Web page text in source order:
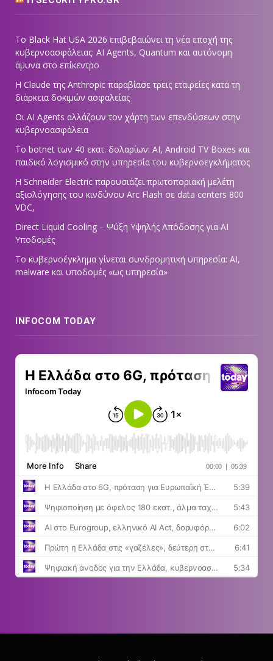
Το Black Hat USA 2026 επιβεβαιώνει τη νέα εποχή της
κυβερνοασφάλειας: AI Agents, Quantum και αυτόνομη
άμυνα στο επίκεντρο
Η Claude της Anthropic παραβίασε τρεις εταιρείες κατά τη
διάρκεια δοκιμών ασφαλείας
Οι AI Agents αλλάζουν τον χάρτη των επενδύσεων στην
κυβερνοασφάλεια
Το botnet των 40 εκατ. δολαρίων: AI, Android TV Boxes και
παιδικό λογισμικό στην υπηρεσία του κυβερνοεγκλήματος
Η Schneider Electric παρουσιάζει πρωτοποριακή μελέτη
αξιολόγησης του κινδύνου Arc Flash σε data centers 800
VDC,
Direct Liquid Cooling – Ψύξη Υψηλής Απόδοσης για AI
Υποδομές
Το κυβερνοέγκλημα γίνεται συνδρομητική υπηρεσία: AI,
malware και υποδομές «ως υπηρεσία»
INFOCOM TODAY